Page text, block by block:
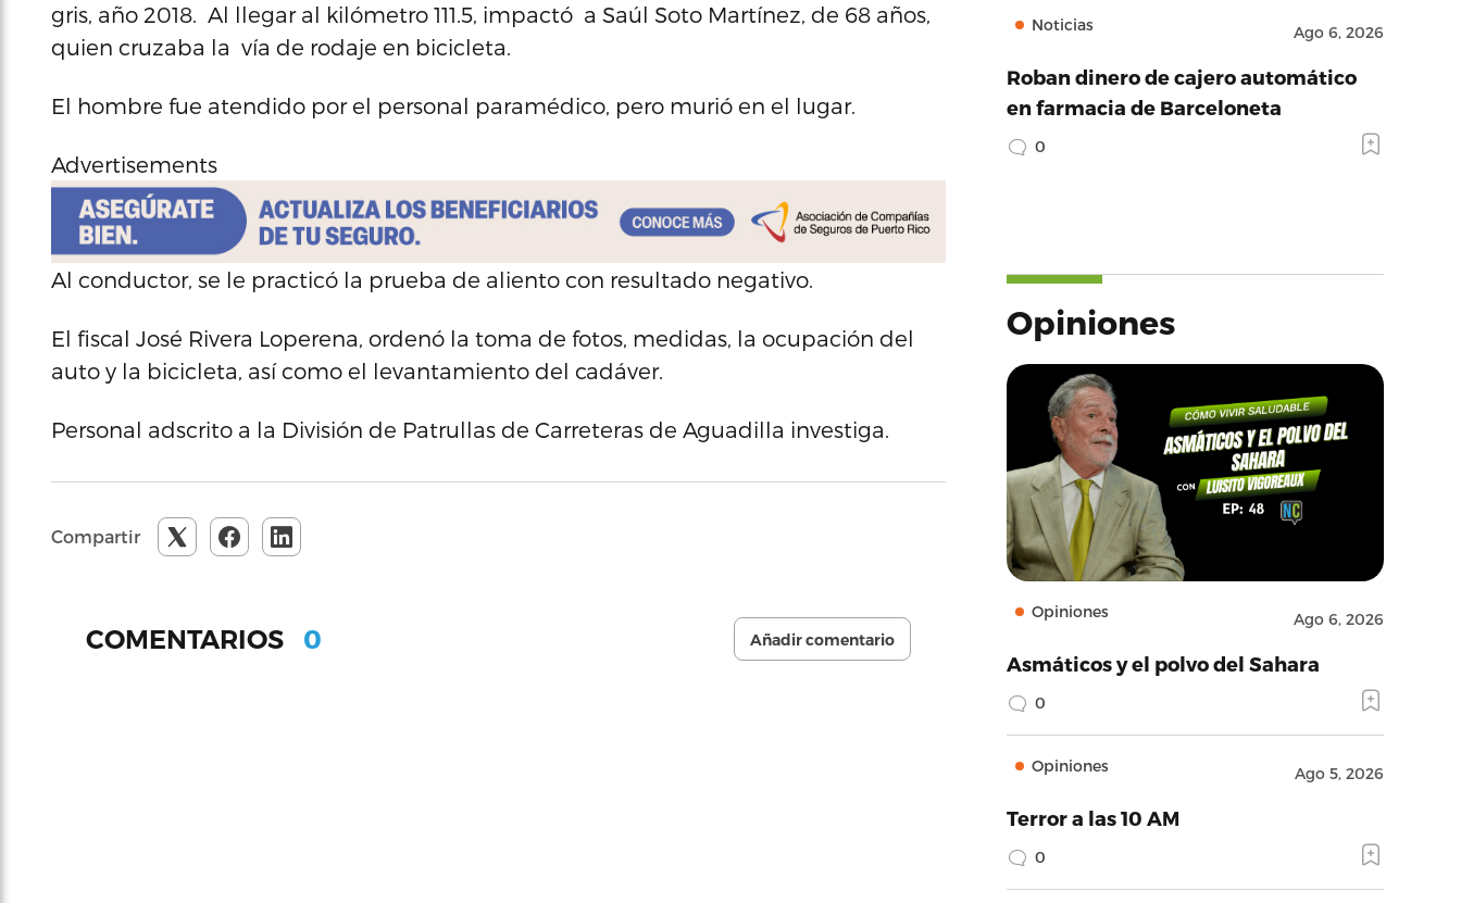
gris, año 2018. Al llegar al kilómetro 111.5, impactó a Saúl Soto Martínez, de 68 años,
quien cruzaba la vía de rodaje en bicicleta.
El hombre fue atendido por el personal paramédico, pero murió en el lugar.
Advertisements
Al conductor, se le practicó la prueba de aliento con resultado negativo.
El fiscal José Rivera Loperena, ordenó la toma de fotos, medidas, la ocupación del
auto y la bicicleta, así como el levantamiento del cadáver.
Personal adscrito a la División de Patrullas de Carreteras de Aguadilla investiga.
Compartir
COMENTARIOS 0 Añadir comentario
Noticias Ago 6, 2026
Roban dinero de cajero automático
en farmacia de Barceloneta
0
Opiniones
Opiniones Ago 6, 2026
Asmáticos y el polvo del Sahara
0
Opiniones Ago 5, 2026
Terror a las 10 AM
0